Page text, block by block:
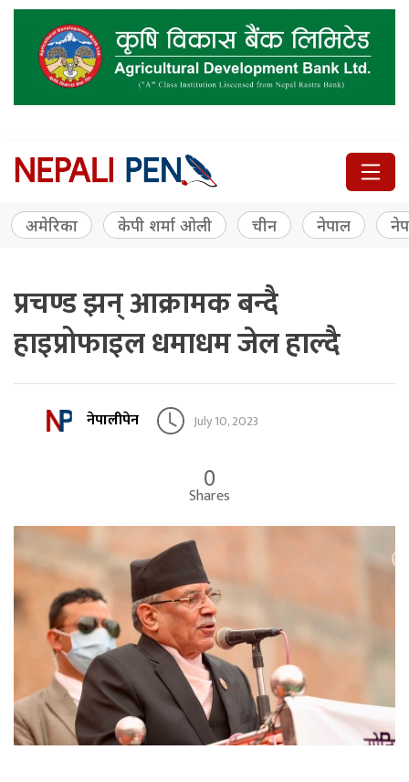
अमेरिका केपी शर्मा ओली चीन नेपाल
प्रचण्ड झन् आक्रामक बन्दै
हाइप्रोफाइल धमाधम जेल हाल्दै
नेपालीपेन July 10, 2023
0
Shares